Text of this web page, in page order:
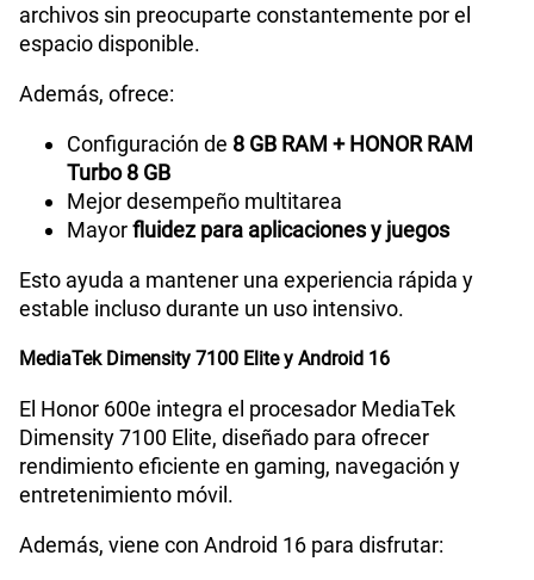
archivos sin preocuparte constantemente por el
espacio disponible.
Además, ofrece:
Configuración de 8 GB RAM + HONOR RAM
Turbo 8 GB
Mejor desempeño multitarea
Mayorfluidez para aplicaciones y juegos
Esto ayuda a mantener una experiencia rápida y
estable incluso durante un uso intensivo.
MediaTek Dimensity 7100 Elite y Android 16
El Honor 600e integra el procesador MediaTek
Dimensity 7100 Elite, diseñado para ofrecer
rendimiento eficiente en gaming, navegación y
entretenimiento móvil.
Además, viene con Android 16 para disfrutar: